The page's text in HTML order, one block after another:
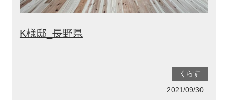
K様邸_長野県
くらす
2021/09/30